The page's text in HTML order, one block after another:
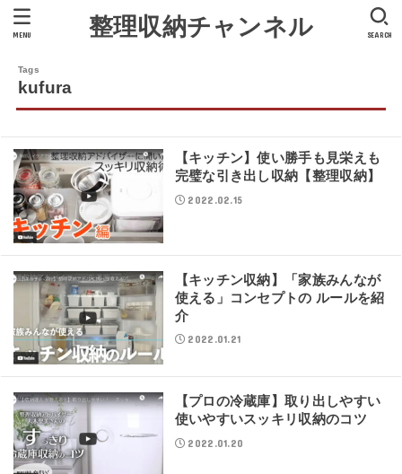
整理収納チャンネル SEARCH
MENU
kufura
【キッチン】使い勝手も見栄えも
完璧な引き出し収納【整理収納】
2022.02.15
【キッチン収納】「家族みんなが
使える」コンセプトの ルールを紹
介
2022.01.21
【プロの冷蔵庫】取り出しやすい
使いやすいスッキリ収納のコツ
2022.01.20